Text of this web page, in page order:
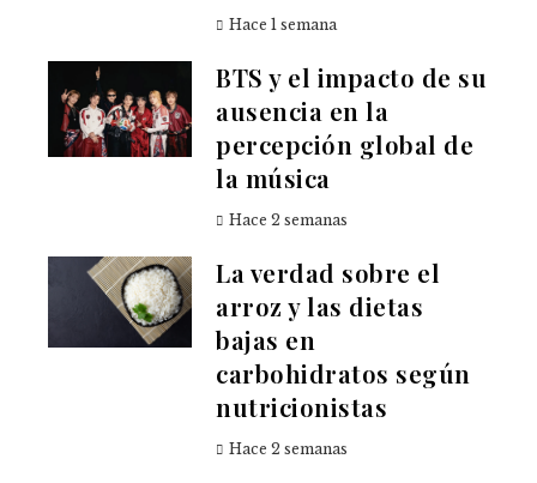
Hace 1 semana
BTS y el impacto de su
ausencia en la
percepción global de
la música
Hace 2 semanas
La verdad sobre el
arroz y las dietas
bajas en
carbohidratos según
nutricionistas
Hace 2 semanas